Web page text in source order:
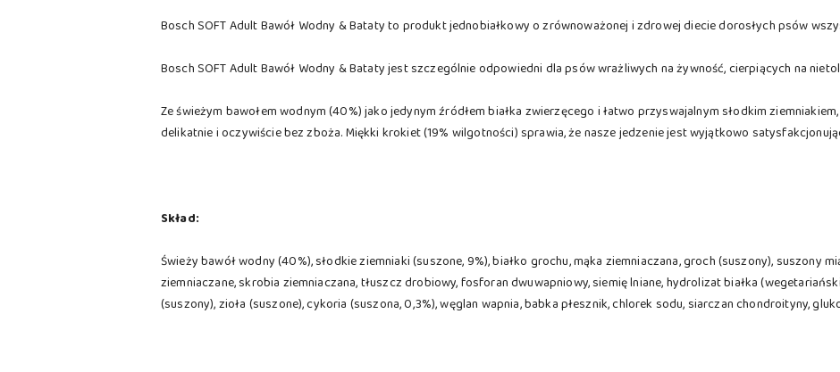
Bosch SOFT Adult Bawół Wodny & Bataty to produkt jednobiałkowy o zrównoważonej i zdrowej diecie dorosłych psów
Bosch SOFT Adult Bawół Wodny & Bataty jest szczególnie odpowiedni dla psów wrażliwych na żywność, cierpiących na
Ze świeżym bawołem wodnym (40%) jako jedynym źródłem białka zwierzęcego i łatwo przyswajalnym słodkim
delikatnie i oczywiście bez zboża. Miękki krokiet (19% wilgotności) sprawia, że nasze jedzenie jest wyjątkowo
Skład:
Świeży bawół wodny (40%), słodkie ziemniaki (suszone, 9%), białko grochu, mąka ziemniaczana, groch (suszony), suszony
ziemniaczane, skrobia ziemniaczana, tłuszcz drobiowy, fosforan dwuwapniowy, siemię lniane, hydrolizat białka
(suszony), zioła (suszone), cykoria (suszona, 0,3%), węglan wapnia, babka płesznik, chlorek sodu, siarczan chondroityny,